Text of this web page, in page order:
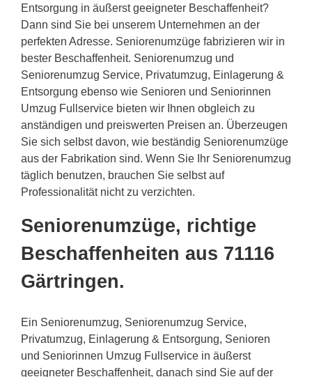
Entsorgung in äußerst geeigneter Beschaffenheit?
Dann sind Sie bei unserem Unternehmen an der
perfekten Adresse. Seniorenumzüge fabrizieren wir in
bester Beschaffenheit. Seniorenumzug und
Seniorenumzug Service, Privatumzug, Einlagerung &
Entsorgung ebenso wie Senioren und Seniorinnen
Umzug Fullservice bieten wir Ihnen obgleich zu
anständigen und preiswerten Preisen an. Überzeugen
Sie sich selbst davon, wie beständig Seniorenumzüge
aus der Fabrikation sind. Wenn Sie Ihr Seniorenumzug
täglich benutzen, brauchen Sie selbst auf
Professionalität nicht zu verzichten.
Seniorenumzüge, richtige
Beschaffenheiten aus 71116
Gärtringen.
Ein Seniorenumzug, Seniorenumzug Service,
Privatumzug, Einlagerung & Entsorgung, Senioren
und Seniorinnen Umzug Fullservice in äußerst
geeigneter Beschaffenheit, danach sind Sie auf der